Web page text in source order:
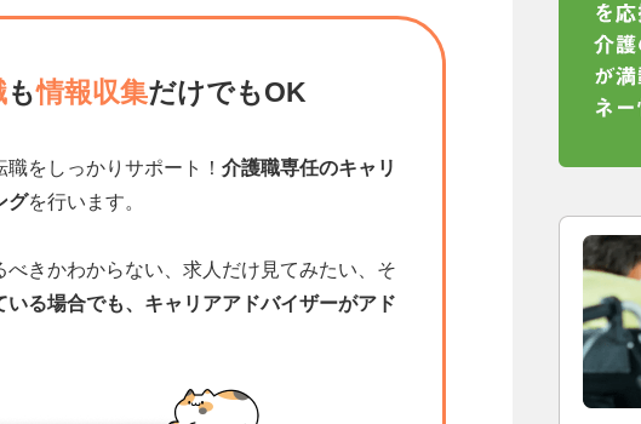
も情報収集だけでもOK
をしっかりサポート！ 介護職専任のキャリ
グを行います。
きかわからない、求人だけ見てみたい、そ
る場合でも、キャリアアドバイザーがアド